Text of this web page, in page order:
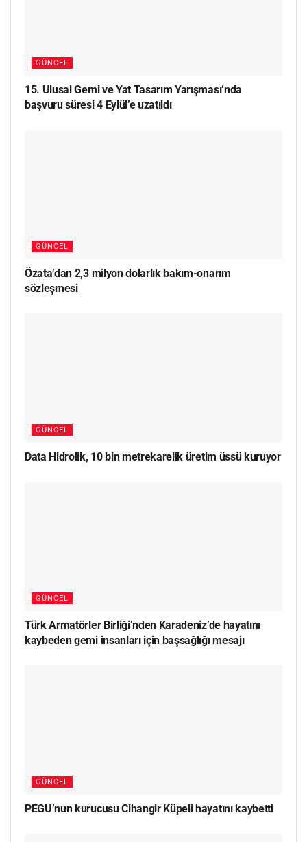
GÜNCEL
15. Ulusal Gemi ve Yat Tasarım Yarışması’nda
başvuru süresi 4 Eylül’e uzatıldı
GÜNCEL
Özata’dan 2,3 milyon dolarlık bakım-onarım
sözleşmesi
GÜNCEL
Data Hidrolik, 10 bin metrekarelik üretim üssü kuruyor
GÜNCEL
Türk Armatörler Birliği’nden Karadeniz’de hayatını
kaybeden gemi insanları için başsağlığı mesajı
GÜNCEL
PEGU’nun kurucusu Cihangir Küpeli hayatını kaybetti